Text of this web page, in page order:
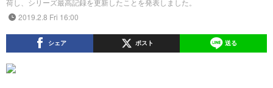
荷し、シリーズ最高記録を更新したことを発表しました。
2019.2.8 Fri 16:00
シェア ポスト 送る